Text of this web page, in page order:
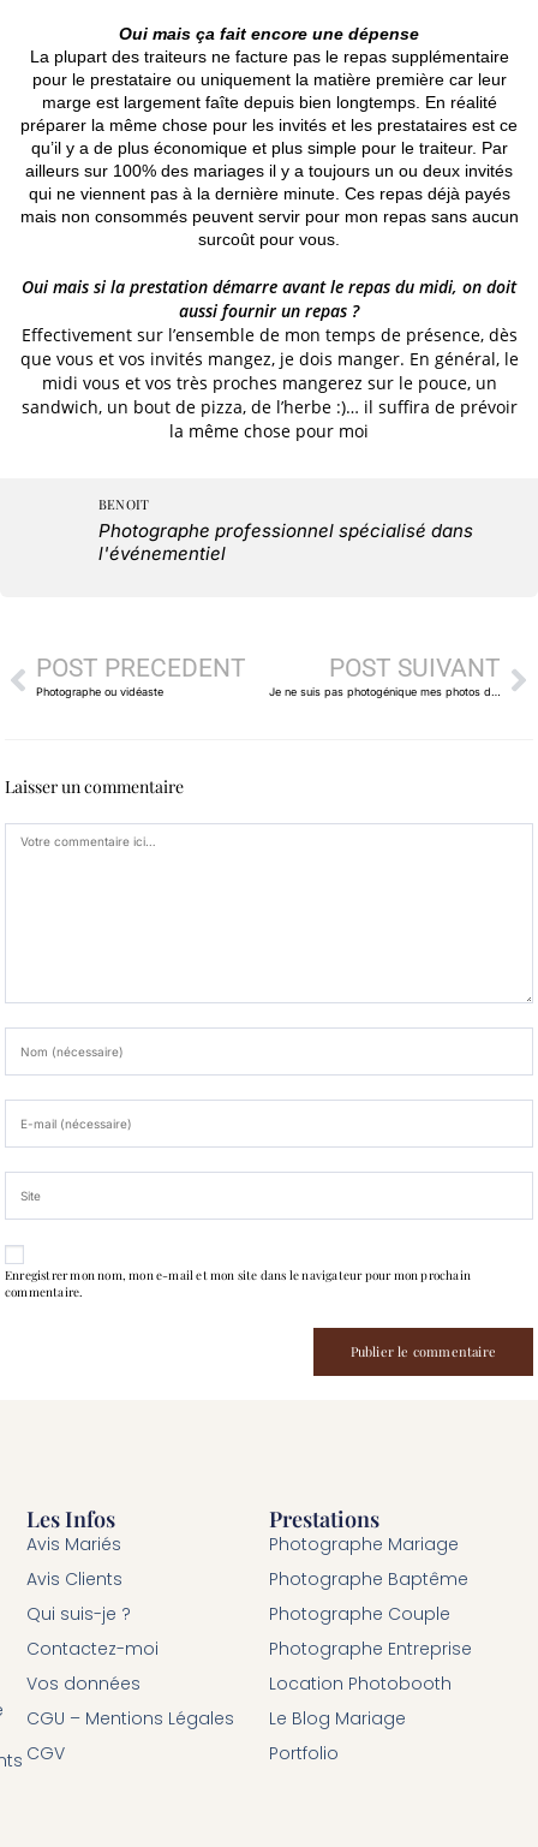
Oui mais ça fait encore une dépense
La plupart des traiteurs ne facture pas le repas supplémentaire
pour le prestataire ou uniquement la matière première car leur
marge est largement faîte depuis bien longtemps. En réalité
préparer la même chose pour les invités et les prestataires est ce
qu’il y a de plus économique et plus simple pour le traiteur. Par
ailleurs sur 100% des mariages il y a toujours un ou deux invités
qui ne viennent pas à la dernière minute. Ces repas déjà payés
mais non consommés peuvent servir pour mon repas sans aucun
surcoût pour vous.
Oui mais si la prestation démarre avant le repas du midi, on doit
aussi fournir un repas ?
Effectivement sur l’ensemble de mon temps de présence, dès
que vous et vos invités mangez, je dois manger. En général, le
midi vous et vos très proches mangerez sur le pouce, un
sandwich, un bout de pizza, de l’herbe :)… il suffira de prévoir
la même chose pour moi
Photographe professionnel spécialisé
dans l'événementiel
POST PRÉCÉDENT
Photographe ou vidéaste
POST SUIVANT
Je ne suis pas photogénique mes photos de mariage seront t’elles jolies
Laisser un commentaire
Enregistrer mon nom, mon e-mail et mon site dans le navigateur pour mon prochain
commentaire.
Prestations
Photographe Mariage
Photographe Baptême
Photographe Couple
Photographe Entreprise
Location Photobooth
Le Blog Mariage
Portfolio
Les Infos
Avis Mariés
Avis Clients
Qui suis-je ?
Contactez-moi
Vos données
CGU – Mentions Légales
CGV